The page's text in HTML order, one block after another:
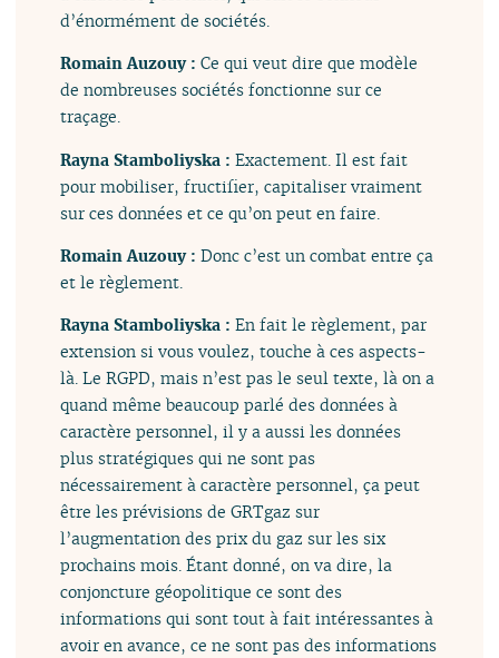
d’énormément de sociétés.
Romain Auzouy :Ce qui veut dire que modèle
de nombreuses sociétés fonctionne sur ce
traçage.
Rayna Stamboliyska :Exactement. Il est fait
pour mobiliser, fructifier, capitaliser vraiment
sur ces données et ce qu’on peut en faire.
Romain Auzouy :Donc c’est un combat entre ça
et le règlement.
Rayna Stamboliyska :En fait le règlement, par
extension si vous voulez, touche à ces aspects-
là. Le RGPD, mais n’est pas le seul texte, là on a
quand même beaucoup parlé des données à
caractère personnel, il y a aussi les données
plus stratégiques qui ne sont pas
nécessairement à caractère personnel, ça peut
être les prévisions de GRTgaz sur
l’augmentation des prix du gaz sur les six
prochains mois. Étant donné, on va dire, la
conjoncture géopolitique ce sont des
informations qui sont tout à fait intéressantes à
avoir en avance, ce ne sont pas des informations